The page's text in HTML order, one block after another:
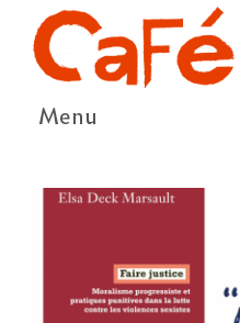
Menu
LE CONSEIL COOPÉRATIF
NOUS SOUTENIR